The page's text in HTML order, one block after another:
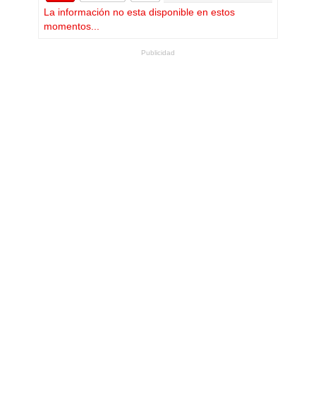
La información no esta disponible en estos
momentos...
Publicidad